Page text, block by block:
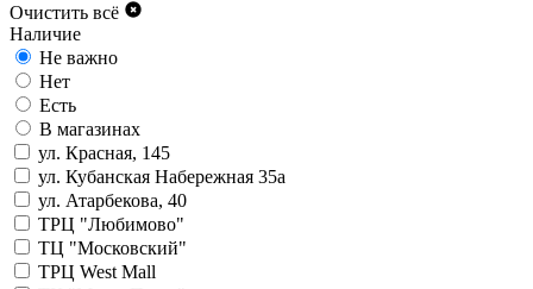
Очистить всё
Наличие
Не важно
Нет
Есть
В магазинах
ул. Красная, 145
ул. Кубанская Набережная 35а
ул. Атарбекова, 40
ТРЦ "Любимово"
ТЦ "Московский"
ТРЦ West Mall